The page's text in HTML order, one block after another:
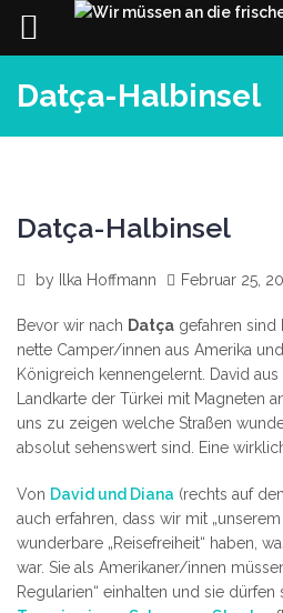
Datça-Halbinsel
Datça-Halbinsel
by Ilka Hoffmann Februar 25,
Bevor wir nach Datça gefahren sind
nette Camper/innen aus Amerika
Königreich kennengelernt. David
Landkarte der Türkei mit Magneten
uns zu zeigen welche Straßen
absolut sehenswert sind. Eine
Von David und Diana (rechts auf
auch erfahren, dass wir mit
wunderbare „Reisefreiheit“ haben,
war. Sie als Amerikaner/innen
Regularien“ einhalten und sie dürfen